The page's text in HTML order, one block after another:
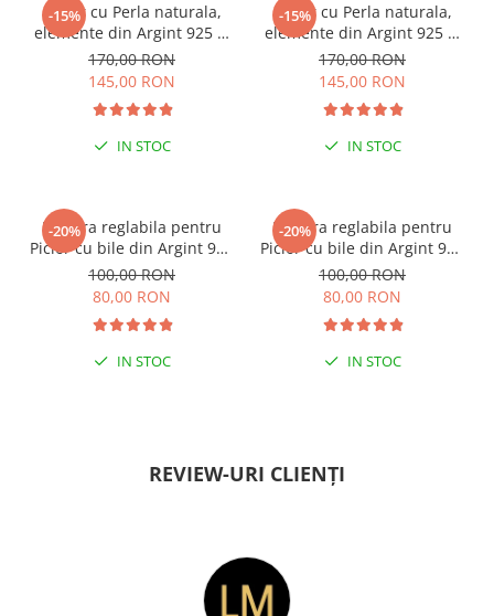
-15%
Colier cu Perla naturala,
elemente din Argint 925 si
margele Miyuki, multicolor
170,00 RON
145,00 RON
IN STOC
-15%
Colier cu Perla naturala,
elemente din Argint 925 si
margele Miyuki, verde/kiwi
170,00 RON
145,00 RON
IN STOC
-20%
Bratara reglabila pentru
Picior cu bile din Argint 925
si margele Miyuki rosii
100,00 RON
80,00 RON
IN STOC
-20%
Bratara reglabila pentru
Picior cu bile din Argint 925
si margele Miyuki verzi
100,00 RON
80,00 RON
IN STOC
REVIEW-URI CLIENȚI